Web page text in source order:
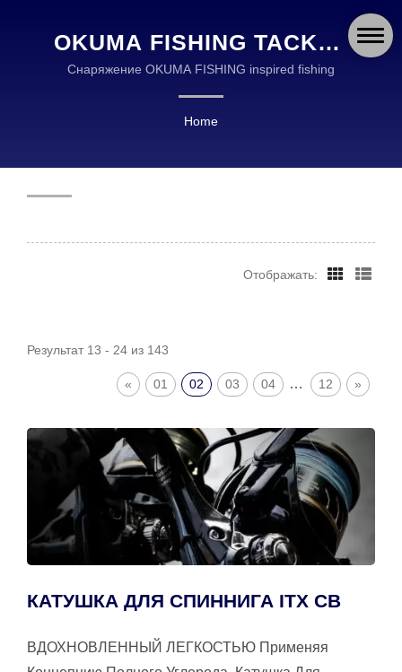
OKUMA FISHING TACKLE
CO., LTD.
Снаряжение OKUMA FISHING inspired fishing
Home
Отображать:
Результат 13 - 24 из 143
« 01 02 03 04 … 12 »
КАТУШКА ДЛЯ СПИННИГА ITX CB
ВДОХНОВЛЕННЫЙ ЛЕГКОСТЬЮ Применяя